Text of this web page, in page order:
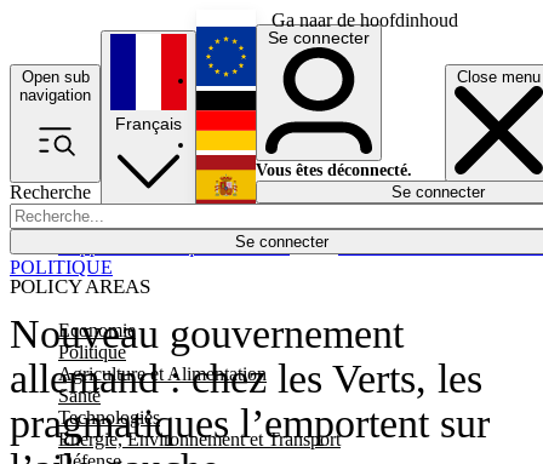
Ga naar de hoofdinhoud
Open sub
navigation
Close menu
Recherche
Se connecter
POLICY AREAS
Economie
Politique
Agriculture et Alimentation
Santé
Technologies
Energie, Environnement et Transport
Économie
Français
English
Deutsch
Español
Se connecter
Vous êtes déconnecté.
Se connecter
Nouveau gouvernement
allemand : chez les Verts, les
pragmatiques l’emportent sur
POLITIQUE